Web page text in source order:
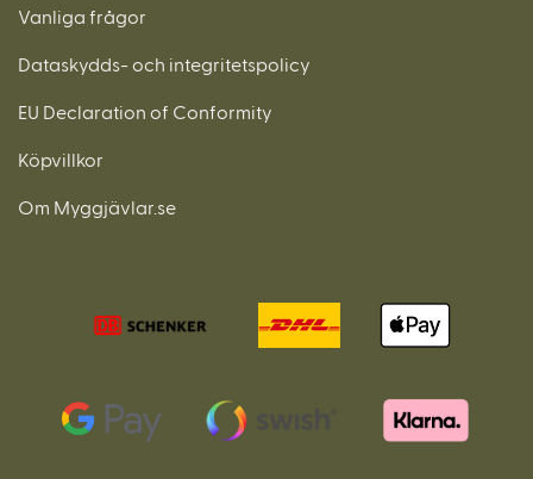
Vanliga frågor
Dataskydds- och integritetspolicy
EU Declaration of Conformity
Köpvillkor
Om Myggjävlar.se